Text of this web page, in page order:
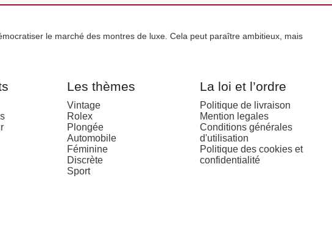
le marché des montres de luxe. Cela peut paraître ambitieux, mais
Les thèmes
Vintage
Rolex
Plongée
Automobile
Féminine
Discrète
Sport
La loi et l’ordre
Politique de livraison
Mention legales
Conditions générales
d'utilisation
Politique des cookies et
confidentialité